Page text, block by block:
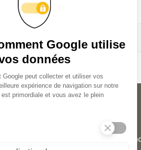
à créer vos étiquettes du